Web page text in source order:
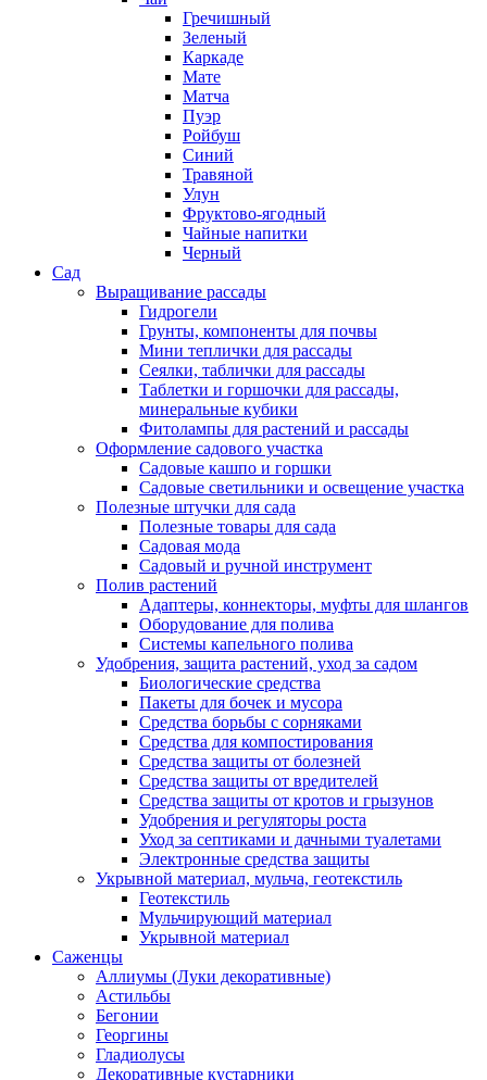
Гречишный
Зеленый
Каркаде
Мате
Матча
Пуэр
Ройбуш
Синий
Травяной
Улун
Фруктово-ягодный
Чайные напитки
Черный
Сад
Выращивание рассады
Гидрогели
Грунты, компоненты для почвы
Мини теплички для рассады
Сеялки, таблички для рассады
Таблетки и горшочки для рассады,
минеральные кубики
Фитолампы для растений и рассады
Оформление садового участка
Садовые кашпо и горшки
Садовые светильники и освещение участка
Полезные штучки для сада
Полезные товары для сада
Садовая мода
Садовый и ручной инструмент
Полив растений
Адаптеры, коннекторы, муфты для шлангов
Оборудование для полива
Системы капельного полива
Удобрения, защита растений, уход за садом
Биологические средства
Пакеты для бочек и мусора
Средства борьбы с сорняками
Средства для компостирования
Средства защиты от болезней
Средства защиты от вредителей
Средства защиты от кротов и грызунов
Удобрения и регуляторы роста
Уход за септиками и дачными туалетами
Электронные средства защиты
Укрывной материал, мульча, геотекстиль
Геотекстиль
Мульчирующий материал
Укрывной материал
Саженцы
Аллиумы (Луки декоративные)
Астильбы
Бегонии
Георгины
Гладиолусы
Декоративные кустарники